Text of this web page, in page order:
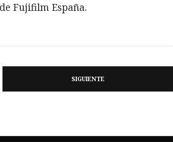
Fujifilm España.
SIGUIENTE